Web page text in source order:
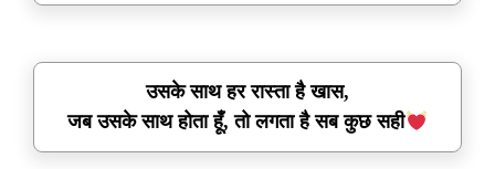
उसके साथ हर रास्ता है खास,
जब उसके साथ होता हूँ, तो लगता है सब कुछ सही